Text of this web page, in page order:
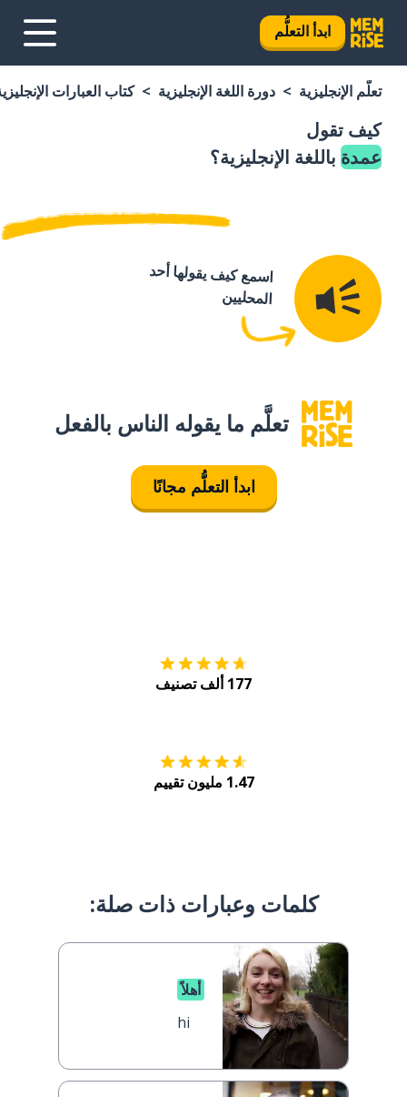
ابدأ التعلُّم
تعلَّم الإنجليزية دورة اللغة الإنجليزية كتاب العبارات
كيف تقول
عمدة باللغة الإنجليزية؟
اسمع كيف يقولها أحد
المحليين
تعلَّم ما يقوله الناس بالفعل
ابدأ التعلُّم مجانًا
177 ألف تصنيف
1.47 مليون تقييم
كلمات وعبارات ذات صلة:
أهلاً
hi